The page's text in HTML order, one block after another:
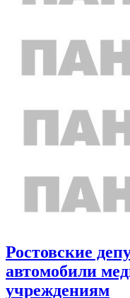
Ростовские
автомобили
учреждениям